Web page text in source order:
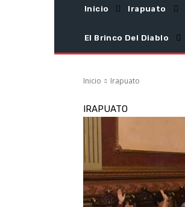
Inicio Irapuato
El Brinco Del Diablo
Inicio Irapuato
IRAPUATO